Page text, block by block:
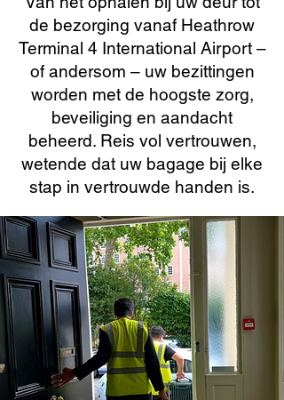
de bezorging vanaf Heathrow
Terminal 4 International Airport –
of andersom – uw bezittingen
worden met de hoogste zorg,
beveiliging en aandacht
beheerd. Reis vol vertrouwen,
wetende dat uw bagage bij elke
stap in vertrouwde handen is.